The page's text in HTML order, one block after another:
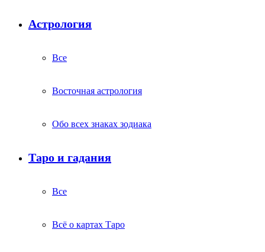
Астрология
Все
Восточная астрология
Обо всех знаках зодиака
Таро и гадания
Все
Всё о картах Таро